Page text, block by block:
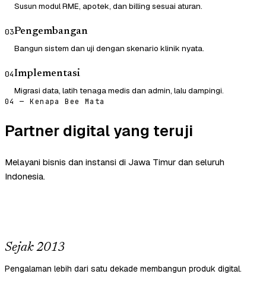
Susun modul RME, apotek, dan billing sesuai aturan.
03Pengembangan
Bangun sistem dan uji dengan skenario klinik nyata.
04Implementasi
Migrasi data, latih tenaga medis dan admin, lalu dampingi.
04 — Kenapa Bee Mata
Partner digital yang teruji
Melayani bisnis dan instansi di Jawa Timur dan seluruh
Indonesia.
Sejak 2013
Pengalaman lebih dari satu dekade membangun produk digital.